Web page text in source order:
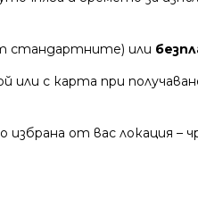
стандартните) или
или с карта при
избрана от вас локация –